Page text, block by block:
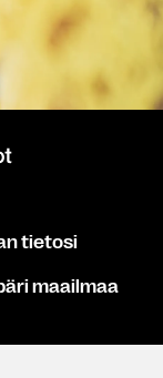
tietosi
maailmaa